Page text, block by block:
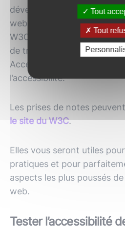
développe des
standards
web qui sont nommés
W3C’. Ces dernières sont
de travail ‘Architectures de
Accessibles’ (APA) pour
l’accessibilité.
Les prises de notes
le site du W3C.
Elles vous seront utiles
pratiques et pour
aspects les plus poussés de
web.
Tester l’accessibilité
Tout
Tout